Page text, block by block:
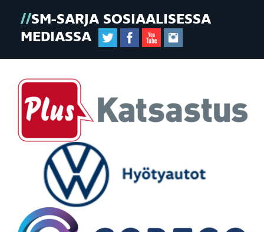
SM-SARJA SOSIAALISESSA
MEDIASSA